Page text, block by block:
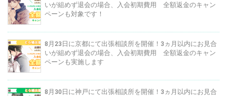
いが組めず退会の場合、入会初期費用 全額返金のキャン
ペーンも対象です！
8月23日に京都にて出張相談所を開催！3ヵ月以内にお見合
いが組めず退会の場合、入会初期費用 全額返金のキャン
ペーンも実施します
8月30日に神戸にて出張相談所を開催！3ヵ月以内にお見合